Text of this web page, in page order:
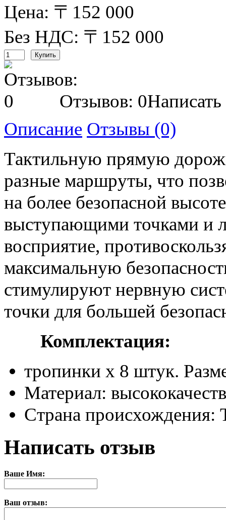
Цена: 〒152 000
Без НДС: 〒152 000
Отзывов: 0
Описание Отзывы (0)
Тактильную прямую
разные маршруты, что
на более безопасной
выступающими точками и
восприятие,
максимальную
стимулируют нервную
точки для большей
Комплектация:
тропинки x 8 штук.
Материал:
Страна происхождения:
Написать отзыв
Ваше Имя:
Ваш отзыв: